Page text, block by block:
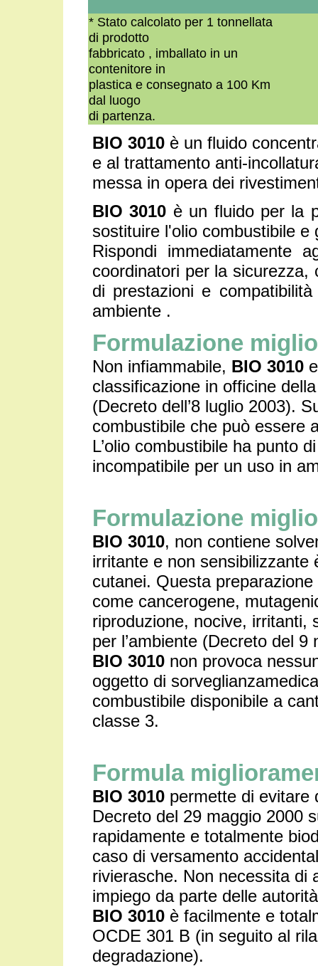
* Stato calcolato per 1 tonnellata
di prodotto
fabbricato , imballato in un
contenitore in
plastica e consegnato a 100 Km
dal luogo
di partenza.
BIO 3010 è un fluido
e al trattamento anti-
messa in opera dei
BIO 3010 è un fluido per la
sostituire l'olio combustibile
Rispondi immediatamente
coordinatori per la
di prestazioni e
ambiente .
Formulazione
Non infiammabile, BIO 3010
classificazione in officine
(Decreto dell’8 luglio 2003).
combustibile che può essere
L’olio combustibile ha punto
incompatibile per un uso in
Formulazione
BIO 3010, non contiene
irritante e non
cutanei. Questa
come cancerogene,
riproduzione, nocive, irritanti,
per l’ambiente (Decreto del 9
BIO 3010 non provoca
oggetto di
combustibile disponibile a
classe 3.
Formula
BIO 3010 permette di evitare
Decreto del 29 maggio 2000
rapidamente e totalmente
caso di versamento
rivierasche. Non necessita di
impiego da parte delle
BIO 3010 è facilmente e
OCDE 301 B (in seguito al
degradazione).